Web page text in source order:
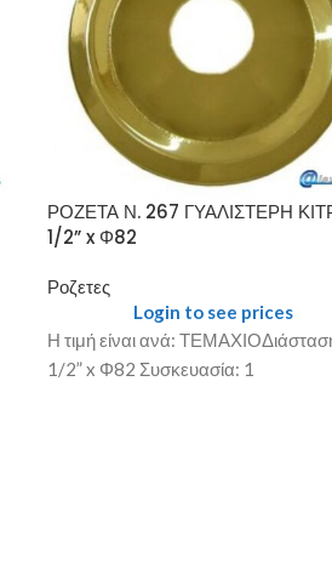
ΡΟΖΕΤΑ Ν. 267 ΓΥΑΛΙΣΤΕΡΗ
1/2” x Φ82
Ροζετες
Login to see prices
Η τιμή είναι ανά:
1/2” x Φ82 Συσκευασία: 1